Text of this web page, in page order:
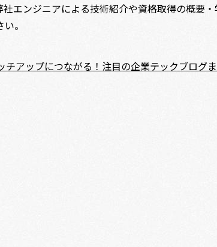
社エンジニアによる技術紹介や資格取得の概要
。
チアップにつながる！注目の企業テックブログ